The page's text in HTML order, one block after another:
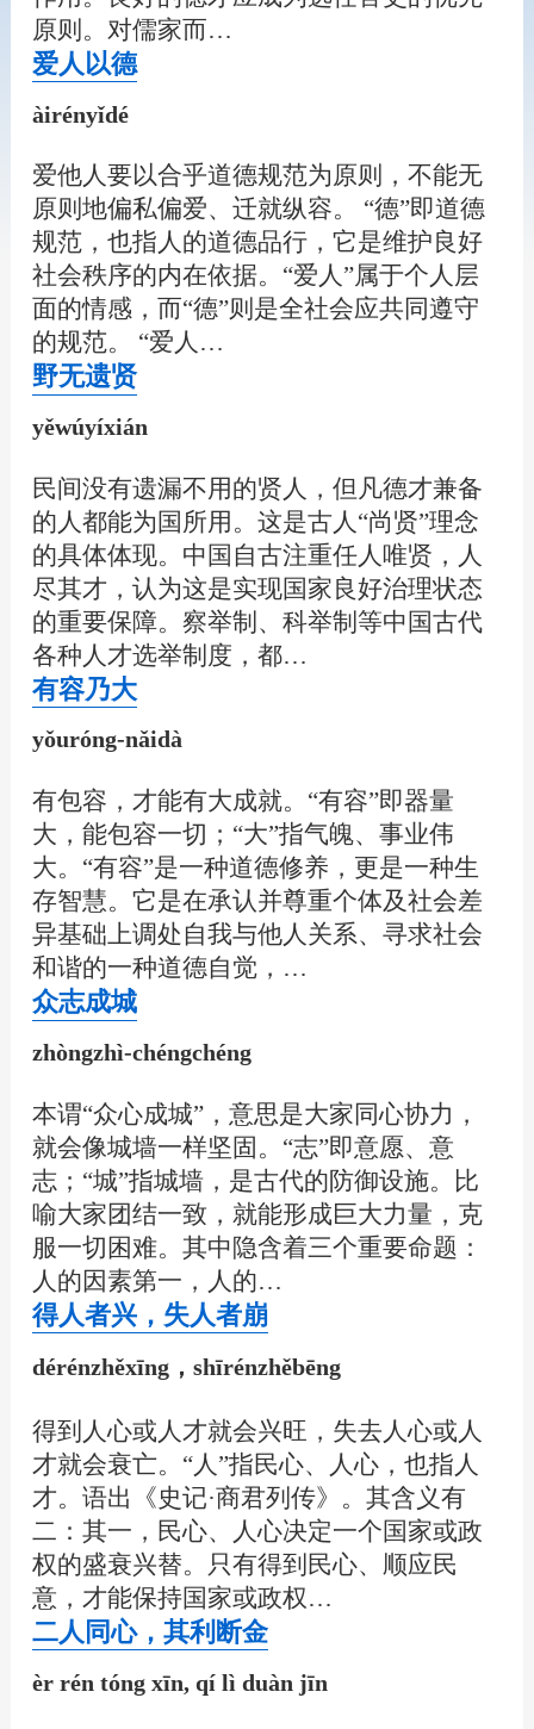
原则。对儒家而…
爱人以德
àirényǐdé
爱他人要以合乎道德规范为原则，不能无
原则地偏私偏爱、迁就纵容。 “德”即道德
规范，也指人的道德品行，它是维护良好
社会秩序的内在依据。“爱人”属于个人层
面的情感，而“德”则是全社会应共同遵守
的规范。 “爱人…
野无遗贤
yěwúyíxián
民间没有遗漏不用的贤人，但凡德才兼备
的人都能为国所用。这是古人“尚贤”理念
的具体体现。中国自古注重任人唯贤，人
尽其才，认为这是实现国家良好治理状态
的重要保障。察举制、科举制等中国古代
各种人才选举制度，都…
有容乃大
yǒuróng-nǎidà
有包容，才能有大成就。“有容”即器量
大，能包容一切；“大”指气魄、事业伟
大。“有容”是一种道德修养，更是一种生
存智慧。它是在承认并尊重个体及社会差
异基础上调处自我与他人关系、寻求社会
和谐的一种道德自觉，…
众志成城
zhòngzhì-chéngchéng
本谓“众心成城”，意思是大家同心协力，
就会像城墙一样坚固。“志”即意愿、意
志；“城”指城墙，是古代的防御设施。比
喻大家团结一致，就能形成巨大力量，克
服一切困难。其中隐含着三个重要命题：
人的因素第一，人的…
得人者兴，失人者崩
dérénzhěxīng，shīrénzhěbēng
得到人心或人才就会兴旺，失去人心或人
才就会衰亡。“人”指民心、人心，也指人
才。语出《史记·商君列传》。其含义有
二：其一，民心、人心决定一个国家或政
权的盛衰兴替。只有得到民心、顺应民
意，才能保持国家或政权…
二人同心，其利断金
èr rén tóng xīn, qí lì duàn jīn